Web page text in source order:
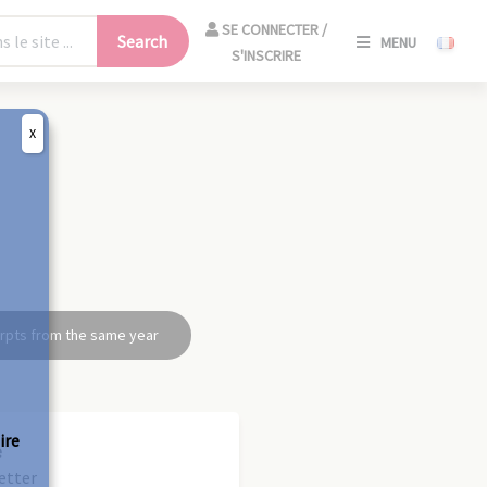
Search
SE CONNECTER /
S'INSCRIRE
MENU
from the same year
X